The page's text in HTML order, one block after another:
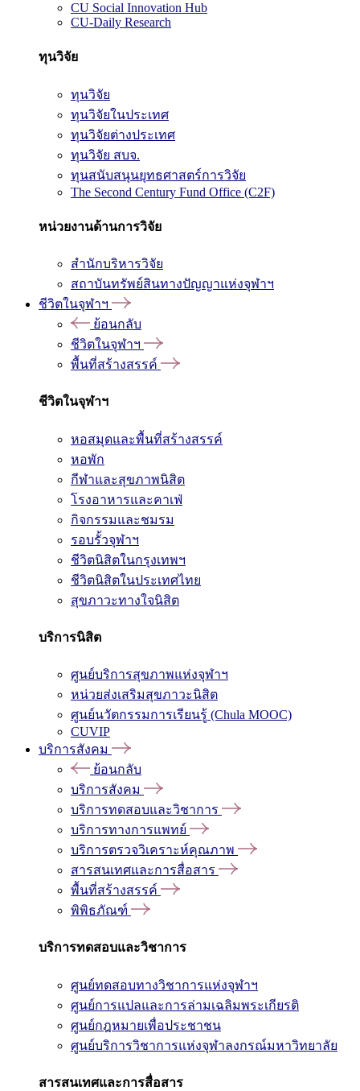
CU Social Innovation Hub
CU-Daily Research
ทุนวิจัย
ทุนวิจัย
ทุนวิจัยในประเทศ
ทุนวิจัยต่างประเทศ
ทุนวิจัย สบจ.
ทุนสนับสนุนยุทธศาสตร์การวิจัย
The Second Century Fund Office (C2F)
หน่วยงานด้านการวิจัย
สำนักบริหารวิจัย
สถาบันทรัพย์สินทางปัญญาแห่งจุฬาฯ
ชีวิตในจุฬาฯ
ย้อนกลับ
ชีวิตในจุฬาฯ
พื้นที่สร้างสรรค์
ชีวิตในจุฬาฯ
หอสมุดและพื้นที่สร้างสรรค์
หอพัก
กีฬาและสุขภาพนิสิต
โรงอาหารและคาเฟ่
กิจกรรมและชมรม
รอบรั้วจุฬาฯ
ชีวิตนิสิตในกรุงเทพฯ
ชีวิตนิสิตในประเทศไทย
สุขภาวะทางใจนิสิต
บริการนิสิต
ศูนย์บริการสุขภาพแห่งจุฬาฯ
หน่วยส่งเสริมสุขภาวะนิสิต
ศูนย์นวัตกรรมการเรียนรู้ (Chula MOOC)
CUVIP
บริการสังคม
ย้อนกลับ
บริการสังคม
บริการทดสอบและวิชาการ
บริการทางการแพทย์
บริการตรวจวิเคราะห์คุณภาพ
สารสนเทศและการสื่อสาร
พื้นที่สร้างสรรค์
พิพิธภัณฑ์
บริการทดสอบและวิชาการ
ศูนย์ทดสอบทางวิชาการแห่งจุฬาฯ
ศูนย์การแปลและการล่ามเฉลิมพระเกียรติ
ศูนย์กฎหมายเพื่อประชาชน
ศูนย์บริการวิชาการแห่งจุฬาลงกรณ์มหาวิทยาลัย
สารสนเทศและการสื่อสาร